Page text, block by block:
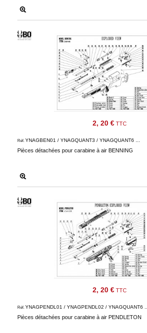
2, 20 € TTC
Pièces détachées pour carabine à air BENNING
Réf. YNAGBEN01 / YNAGQUANT3 / YNAGQUANT6 ...
2, 20 € TTC
Pièces détachées pour carabine à air PENDLETON
Réf. YNAGPENDL01 / YNAGPENDL02 / YNAGQUANT6 ...